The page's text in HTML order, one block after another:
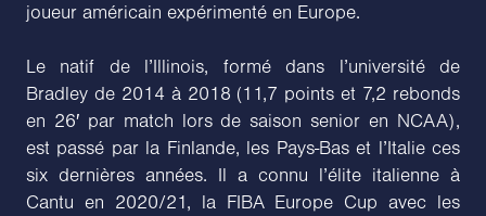
joueur américain expérimenté en Europe.
Le natif de l’Illinois, formé dans l’université de
Bradley de 2014 à 2018 (11,7 points et 7,2 rebonds
en 26′ par match lors de saison senior en NCAA),
est passé par la Finlande, les Pays-Bas et l’Italie ces
six dernières années. Il a connu l’élite italienne à
Cantu en 2020/21, la FIBA Europe Cup avec les